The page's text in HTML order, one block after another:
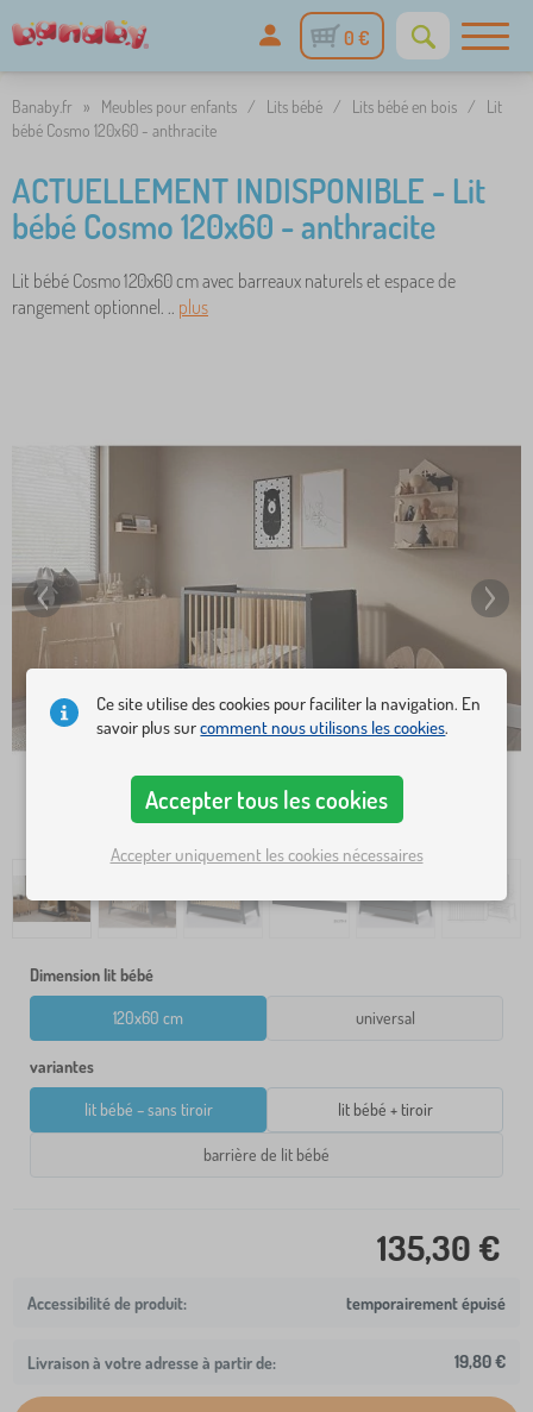
0 €
Banaby.fr » Meubles pour enfants / Lits bébé / Lits bébé en bois /
Lit
bébé Cosmo 120x60 - anthracite
ACTUELLEMENT INDISPONIBLE - Lit
bébé Cosmo 120x60 - anthracite
Lit bébé Cosmo 120x60 cm avec barreaux naturels et espace de
rangement optionnel. .. plus
Dimension lit bébé
120x60 cm universal
variantes
lit bébé – sans tiroir lit bébé + tiroir
barrière de lit bébé
135,30 €
temporairement épuisé
Livraison à votre adresse à partir de: 19,80 €
Ce site utilise des cookies pour faciliter la navigation. En
savoir plus surcomment nous utilisons les cookies.
Accepter tous les cookies
Accepter uniquement les cookies nécessaires